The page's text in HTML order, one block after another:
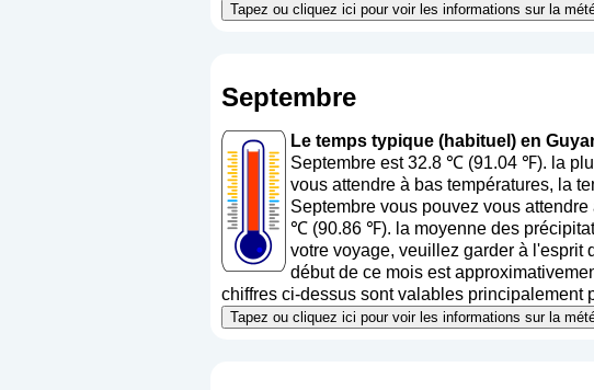
Tapez ou cliquez ici pour voir les informations sur la
Septembre
Le temps typique (habituel) en
Septembre est 32.8 ℃ (91.04 ℉). la
vous attendre à bas températures, la
Septembre vous pouvez vous
℃ (90.86 ℉). la moyenne des
votre voyage, veuillez garder à l'esprit
début de ce mois est
chiffres ci-dessus sont valables principalement
Tapez ou cliquez ici pour voir les informations sur la